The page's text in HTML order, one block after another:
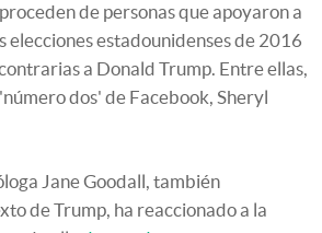
de personas que apoyaron a
elecciones estadounidenses de 2016
a Donald Trump. Entre ellas,
dos' de Facebook, Sheryl
Jane Goodall, también
de Trump, ha reaccionado a la